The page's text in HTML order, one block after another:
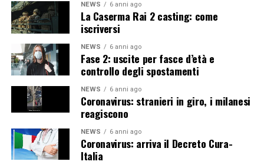
NEWS 6 anni ago
La Caserma Rai 2 casting: come
iscriversi
NEWS 6 anni ago
Fase 2: uscite per fasce d’età e
controllo degli spostamenti
NEWS 6 anni ago
Coronavirus: stranieri in giro, i milanesi
reagiscono
NEWS 6 anni ago
Coronavirus: arriva il Decreto Cura-
Italia